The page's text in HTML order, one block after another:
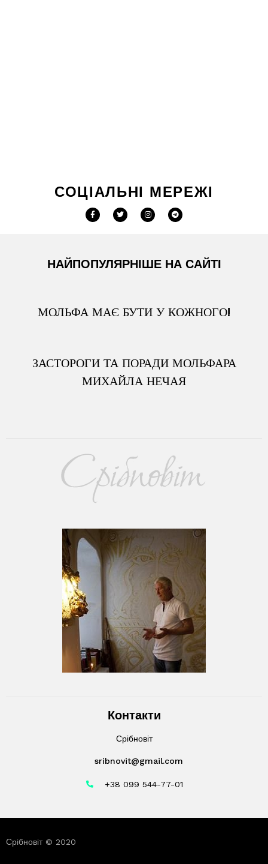
СОЦІАЛЬНІ МЕРЕЖІ
НАЙПОПУЛЯРНІШЕ НА САЙТІ
МОЛЬФА МАЄ БУТИ У КОЖНОГО!
ЗАСТОРОГИ ТА ПОРАДИ МОЛЬФАРА
МИХАЙЛА НЕЧАЯ
Контакти
Срібновіт
sribnovit@gmail.com
+38 099 544-77-01
Срібновіт © 2020